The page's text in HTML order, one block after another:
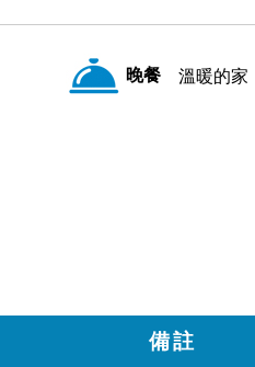
晚餐 溫暖的家
備註